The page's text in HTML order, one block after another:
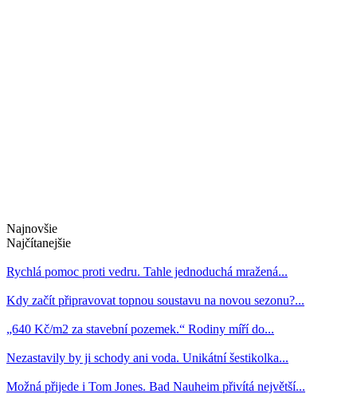
Najnovšie
Najčítanejšie
Rychlá pomoc proti vedru. Tahle jednoduchá mražená...
Kdy začít připravovat topnou soustavu na novou sezonu?...
„640 Kč/m2 za stavební pozemek.“ Rodiny míří do...
Nezastavily by ji schody ani voda. Unikátní šestikolka...
Možná přijede i Tom Jones. Bad Nauheim přivítá největší...